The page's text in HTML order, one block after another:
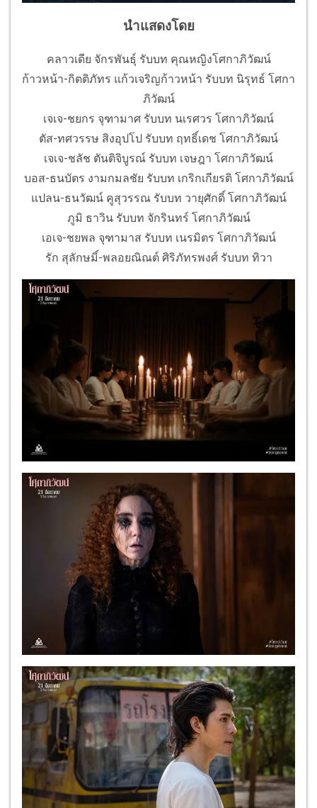
นำแสดงโดย
คลาวเดีย จักรพันธุ์ รับบท คุณหญิงโศกาภิวัฒน์
ก้าวหน้า-กิตติภัทร แก้วเจริญก้าวหน้า รับบท นิรุทธ์ โศกา
ภิวัฒน์
เจเจ-ชยกร จุฑามาศ รับบท นเรศวร โศกาภิวัฒน์
ตัส-ทศวรรษ สิงอุปโป รับบท ฤทธิ์เดช โศกาภิวัฒน์
เจเจ-ชลัช ตันติจิบูรณ์ รับบท เจษฎา โศกาภิวัฒน์
บอส-ธนบัตร งามกมลชัย รับบท เกริกเกียรติ โศกาภิวัฒน์
แปลน-ธนวัฒน์ คูสุวรรณ รับบท วายุศักดิ์ โศกาภิวัฒน์
ภูมิ ธาวิน รับบท จักรินทร์ โศกาภิวัฒน์
เอเจ-ชยพล จุฑามาส รับบท เนรมิตร โศกาภิวัฒน์
รัก สุลักษมิ์-พลอยณิณต์ ศิริภัทรพงศ์ รับบท ทิวา